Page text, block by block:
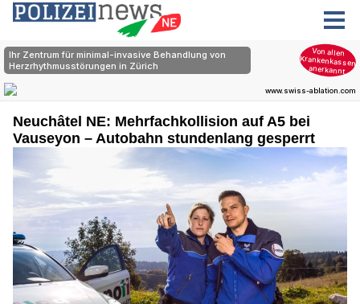
Neuchâtel NE: Mehrfachkollision auf A5 bei
Vauseyon – Autobahn stundenlang gesperrt